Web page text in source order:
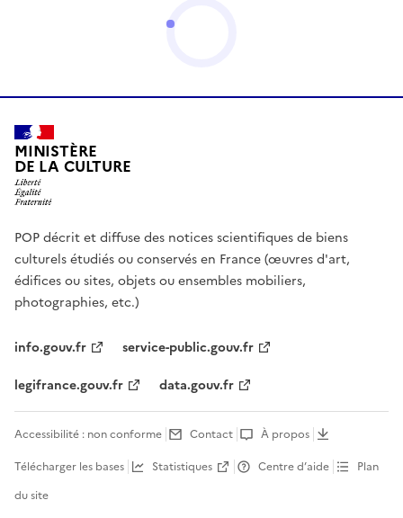
MINISTÈRE
DE LA CULTURE
POP décrit et diffuse des notices scientifiques de biens
culturels étudiés ou conservés en France (œuvres d'art,
édifices ou sites, objets ou ensembles mobiliers,
photographies, etc.)
info.gouv.fr
service-public.gouv.fr
legifrance.gouv.fr
data.gouv.fr
Accessibilité : non conforme Contact
À propos
Télécharger les bases
Statistiques Centre d’aide
Plan
du site